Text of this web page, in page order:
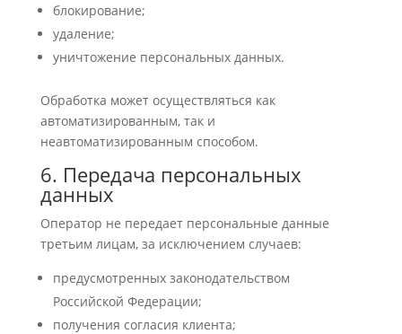
блокирование;
удаление;
уничтожение персональных данных.
Обработка может осуществляться как
автоматизированным, так и
неавтоматизированным способом.
6. Передача персональных
данных
Оператор не передает персональные данные
третьим лицам, за исключением случаев:
предусмотренных законодательством
Российской Федерации;
получения согласия клиента;